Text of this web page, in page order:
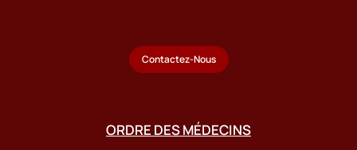
Contactez-Nous
ORDRE DES MÉDECINS